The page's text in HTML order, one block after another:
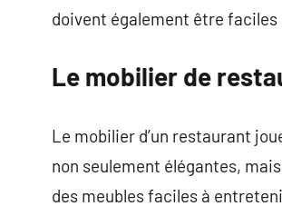
doivent également être
Le mobilier de
Le mobilier d’un restaurant
non seulement élégantes,
des meubles faciles à